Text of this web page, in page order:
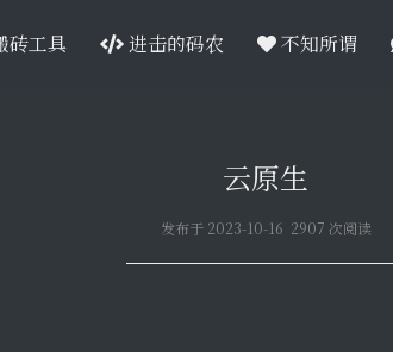
砖工具 进击的码农 不知所谓
云原生
发布于 2023-10-16 2907 次阅读